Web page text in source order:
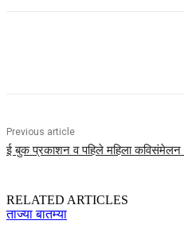
Previous article
ई बुक प्रकाशन व पहिले महिला कविसंमेलन
RELATED ARTICLES
ताज्या बातम्या